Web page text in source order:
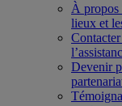
À propos
lieux et
Contacter
Devenir